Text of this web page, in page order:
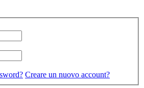
Creare un nuovo account?